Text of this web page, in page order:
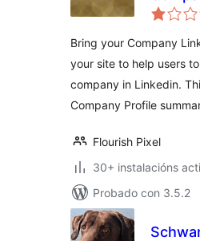
Bring your Company
your site to help users
company in Linkedin.
Company Profile
Flourish Pixel
30+ instalacións
Probado con 3.5.2